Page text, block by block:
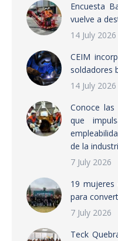
Encuesta
vuelve a
14 July 2026
CEIM
soldadores
14 July 2026
Conoce
que
de la
7 July 2026
19 mujeres
para
7 July 2026
Teck